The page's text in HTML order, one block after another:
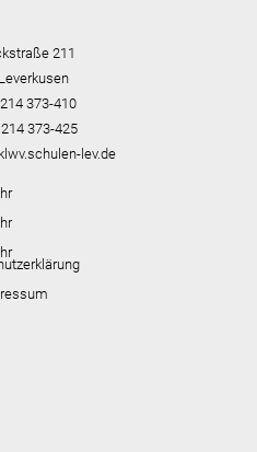
211
373-410
373-425
lev.de​